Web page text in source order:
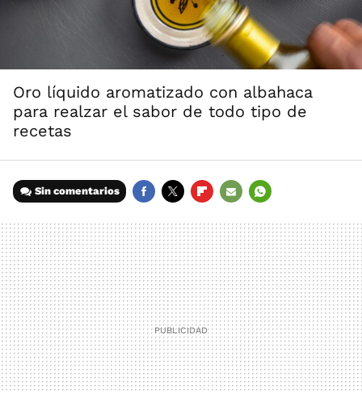
Oro líquido aromatizado con albahaca
para realzar el sabor de todo tipo de
recetas
Sin comentarios
MAIL